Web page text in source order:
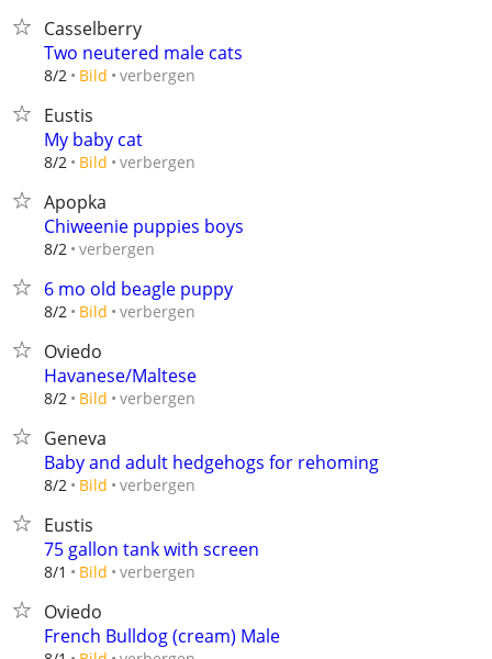
Casselberry
Two neutered male cats
8/2 Bild verbergen
Eustis
My baby cat
8/2 Bild verbergen
Apopka
Chiweenie puppies boys
8/2 verbergen
6 mo old beagle puppy
8/2 Bild verbergen
Oviedo
Havanese/Maltese
8/2 Bild verbergen
Geneva
Baby and adult hedgehogs for rehoming
8/2 Bild verbergen
Eustis
75 gallon tank with screen
8/1 Bild verbergen
Oviedo
French Bulldog (cream) Male